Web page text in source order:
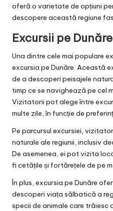
oferă o varietate de opțiuni
descopere această regiune
Excursii pe Dunăre
Una dintre cele mai populare
excursia pe Dunăre. Această
de a descoperi peisajele
timp ce se navighează pe cel
Vizitatorii pot alege între
multe zile, în funcție de
Pe parcursul excursiei,
naturale ale regiunii, inclusiv
De asemenea, ei pot vizita
fi cetățile și fortărețele de pe
În plus, excursia pe Dunăre
descoperi viața sălbatică a
specii de animale care trăiesc